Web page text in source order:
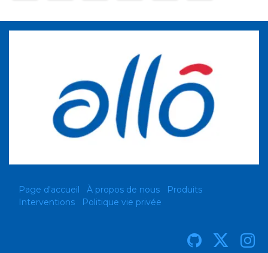
Page d'accueil À propos de nous
Produits
Interventions
Politique vie privée